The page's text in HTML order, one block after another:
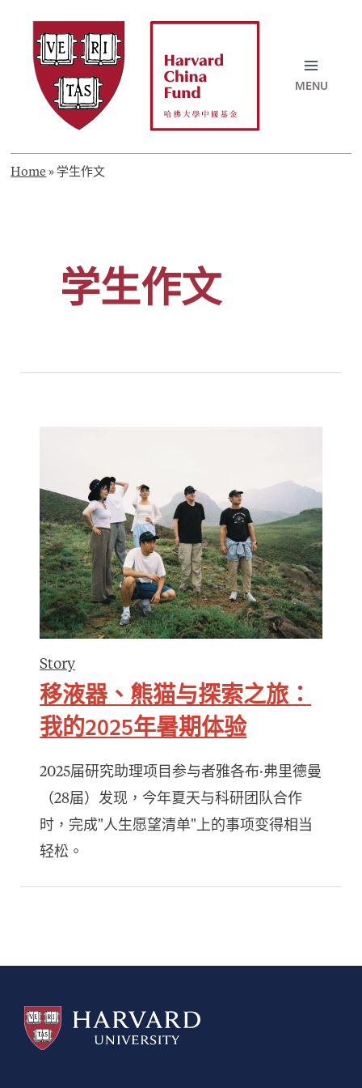
content
Home » 学生作文
学生作文
Story
移液器、熊猫与探索之旅：
我的2025年暑期体验
2025届研究助理项目参与者雅各布·弗里德曼
（28届）发现，今年夏天与科研团队合作
时，完成"人生愿望清单"上的事项变得相当
轻松。